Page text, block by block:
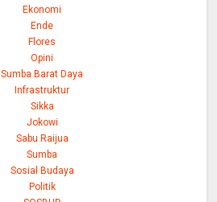
Ekonomi
Ende
Flores
Opini
Sumba Barat Daya
Infrastruktur
Sikka
Jokowi
Sabu Raijua
Sumba
Sosial Budaya
Politik